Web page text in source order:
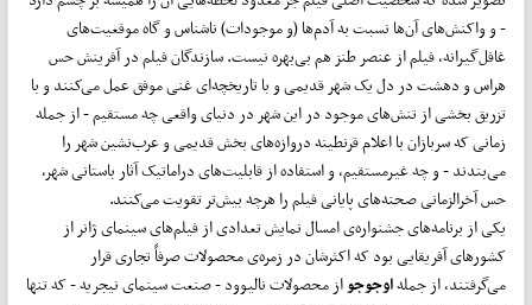
- و واکنش‌های آن‌ها نسبت به آدم‌ها (و موجودات) ناشناس و گاه موقعیت‌های
غافل‌گیرانه، فیلم از عنصر طنز هم بی‌بهره نیست. سازندگان فیلم در آفرینش حس
هراس و دهشت در دل یک شهر قدیمی و با تاریخچه‌ای غنی موفق عمل می‌کنند و با
تزریق بخشی از تنش‌های موجود در این شهر در دنیای واقعی چه مستقیم - از جمله
زمانی که سربازان با اعلام قرنطینه دروازه‌های بخش قدیمی و عرب‌نشین شهر را
می‌بندند - و چه غیرمستقیم، و استفاده از قابلیت‌های دراماتیک آثار باستانی شهر،
حس آخرالزمانی صحنه‌های پایانی فیلم را هرچه بیش‌تر تقویت می‌کنند.
یکی از برنامه‌های جشنواره‌ی امسال نمایش تعدادی از فیلم‌های سینمای ژانر از
کشورهای آفریقایی بود که اکثرشان در زمره‌ی محصولات صرفاً تجاری قرار
می‌گرفتند، از جملهاوجوجواز محصولات نالیوود - صنعت سینمای نیجریه - که تنها